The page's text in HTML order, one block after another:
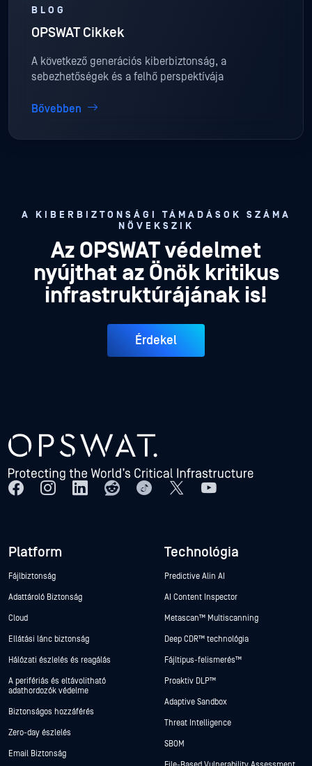
BLOG
OPSWAT Cikkek
A következő generációs kiberbiztonság, a
sebezhetőségek és a felhő perspektívája
Bővebben
A KIBERBIZTONSÁGI TÁMADÁSOK SZÁMA
NÖVEKSZIK
Az OPSWAT védelmet
nyújthat az Önök kritikus
infrastruktúrájának is!
Érdekel
Platform
Fájlbiztonság
Adattároló Biztonság
Cloud
Ellátási lánc biztonság
Hálózati észlelés és reagálás
A perifériás és eltávolítható
adathordozók védelme
Biztonságos hozzáférés
Zero-day észlelés
Email Biztonság
Technológia
Predictive Alin AI
AI Content Inspector
Metascan™ Multiscanning
Deep CDR™ technológia
Fájltípus-felismerés™
Proaktív DLP™
Adaptive Sandbox
Threat Intelligence
SBOM